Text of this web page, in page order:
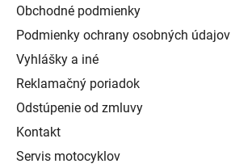
Obchodné podmienky
Podmienky ochrany osobných údajov
Vyhlášky a iné
Reklamačný poriadok
Odstúpenie od zmluvy
Kontakt
Servis motocyklov